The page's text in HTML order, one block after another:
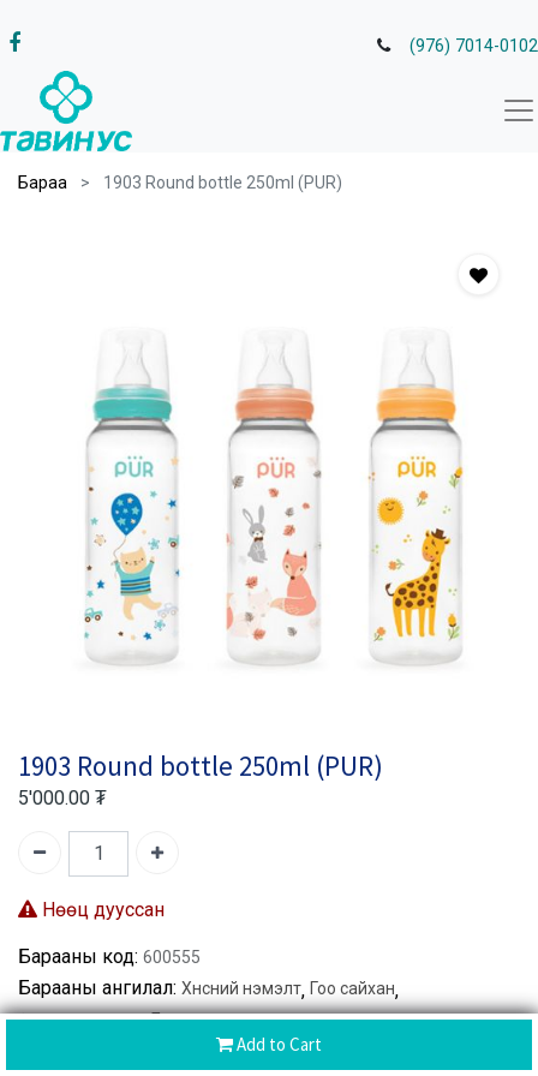
(976) 7014-0102
Бараа 1903 Round bottle 250ml (PUR)
Add to Cart
1903 Round bottle 250ml (PUR)
5'000.00 ₮
Нөөц дууссан
Барааны код: 600555
Барааны ангилал: Хүнсний нэмэлт, Гоо сайхан,
Өргөн хэрэглээ, Бусад